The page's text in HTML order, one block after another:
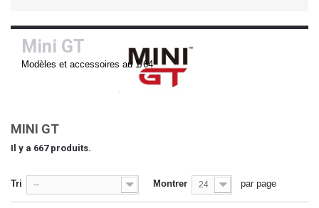
Mini GT
Modèles et accessoires au 1/64
MINI GT
Il y a 667 produits.
Tri -- Montrer 24 par page